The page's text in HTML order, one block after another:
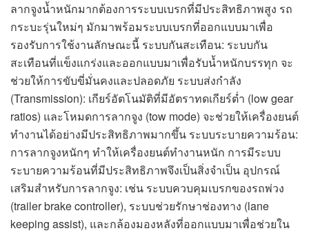
ลากจูงน้ำหนักมากต้องการระบบเบรกที่มีประสิทธิภาพสูง รถ
กระบะรุ่นใหม่ๆ มักมาพร้อมระบบเบรกที่ออกแบบมาเพื่อ
รองรับการใช้งานลักษณะนี้ ระบบกันสะเทือน: ระบบกัน
สะเทือนที่แข็งแกร่งและออกแบบมาเพื่อรับน้ำหนักบรรทุก จะ
ช่วยให้การขับขี่มั่นคงและปลอดภัย ระบบส่งกำลัง
(Transmission): เกียร์อัตโนมัติที่มีอัตราทดเกียร์ต่ำ (low gear
ratios) และโหมดการลากจูง (tow mode) จะช่วยให้เครื่องยนต์
ทำงานได้อย่างมีประสิทธิภาพมากขึ้น ระบบระบายความร้อน:
การลากจูงหนักๆ ทำให้เครื่องยนต์ทำงานหนัก การมีระบบ
ระบายความร้อนที่มีประสิทธิภาพจึงเป็นสิ่งจำเป็น อุปกรณ์
เสริมสำหรับการลากจูง: เช่น ระบบควบคุมเบรกของรถพ่วง
(trailer brake controller), ระบบช่วยรักษาช่องทาง (lane
keeping assist), และกล้องมองหลังที่ออกแบบมาเพื่อช่วยใน